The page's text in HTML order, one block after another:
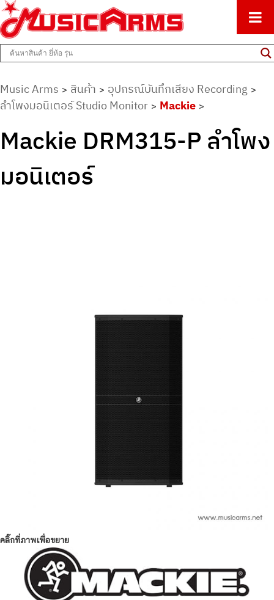
Music Arms
ศูนย์รวมครื่องดนตรีทุกชนิด ตั้งแต่เริ่มต้นถึงมืออาชีพ
Music Arms > สินค้า > อุปกรณ์บันทึกเสียง Recording >
ลำโพงมอนิเตอร์ Studio Monitor > Mackie >
Mackie DRM315-P ลำโพง
มอนิเตอร์
คลิ๊กที่ภาพเพื่อขยาย